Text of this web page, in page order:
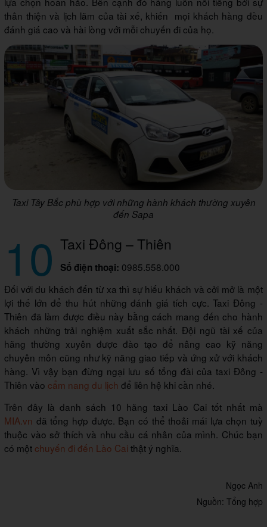
thân thiện và lịch lãm của tài xế, khiến mọi khách hàng đều
đánh giá cao và hài lòng với mỗi chuyến đi của họ.
Taxi Tây Bắc phù hợp với những hành khách thường xuyên
đến Sapa
10 Taxi Đông – Thiên
Số điện thoại: 0985.558.000
Đối với du khách đến từ xa thì sự hiếu khách và cởi mở là một
lợi thế lớn để thu hút những đánh giá tích cực. Taxi Đông -
Thiên đã làm được điều này bằng cách mang đến cho hành
khách những trải nghiệm xuất sắc nhất. Đội ngũ tài xế của
hãng thường xuyên được đào tạo để nâng cao kỹ năng
chuyên môn cũng như kỹ năng giao tiếp và ứng xử với khách
hàng. Vì vậy bạn đừng ngại lưu số tổng đài của taxi Đông -
Thiên vào cẩm nang du lịch để liên hệ khi cần nhé.
Trên đây là danh sách 10 hãng taxi Lào Cai tốt nhất mà
MIA.vn đã tổng hợp được. Bạn có thể thoải mái lựa chọn tuỳ
thuộc vào sở thích và nhu cầu cá nhân của mình. Chúc bạn
có một chuyến đi đến Lào Cai thật ý nghĩa.
Ngọc Anh
Nguồn: Tổng hợp